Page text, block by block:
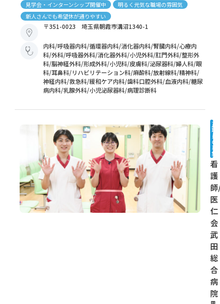
見学会・インターンシップ開催中
明るく元気な職場の雰囲気
新人さんでも希望休が通りやすい
〒351-0023 埼玉県朝霞市溝沼1340-1
内科/呼吸器内科/循環器内科/消化器内科/腎臓内科/心療内
科/外科/呼吸器外科/消化器外科/小児外科/肛門外科/整形外
科/脳神経外科/形成外科/小児科/皮膚科/泌尿器科/婦人科/眼
科/耳鼻科/リハビリテーション科/麻酔科/放射線科/精神科/
神経内科/救急科/緩和ケア内科/歯科口腔外科/血液内科/糖尿
病内科/乳腺外科/小児泌尿器科/病理診断科
正
職
員
の
募
集
看
護
医
仁
会
武
田
総
合
病
院